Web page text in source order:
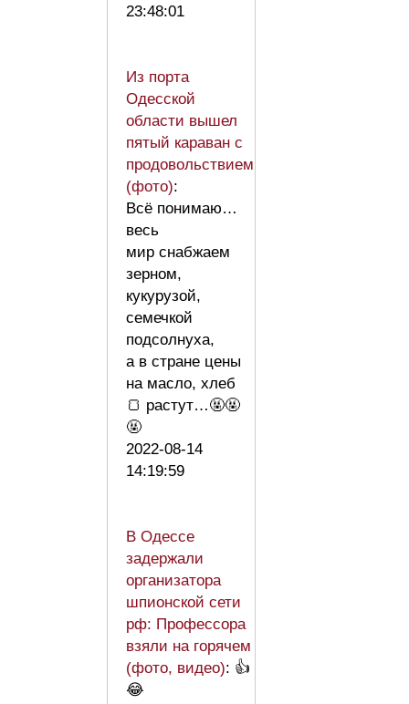
23:48:01
Из порта
Одесской
области вышел
пятый караван с
продовольствием
(фото):
Всё понимаю…
весь
мир снабжаем
зерном,
кукурузой,
семечкой
подсолнуха,
а в стране цены
на масло, хлеб
🍞 растут…🤬🤬
🤬
2022-08-14
14:19:59
В Одессе
задержали
организатора
шпионской сети
рф: Профессора
взяли на горячем
(фото, видео): 👍
😂